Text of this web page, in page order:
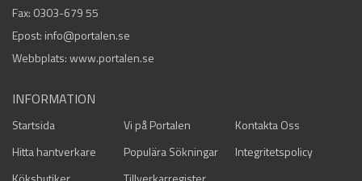
Fax: 0303-679 55
Epost: info@portalen.se
Webbplats: www.portalen.se
INFORMATION
Startsida Vi på Portalen
Kontakta Oss
Hitta hantverkare
Populära Sökningar
Integritetspolicy